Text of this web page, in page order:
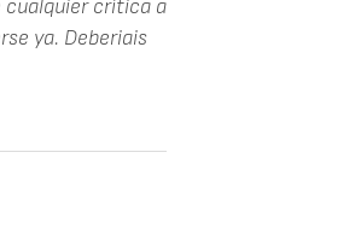
cualquier crítica a
ya. Deberiais